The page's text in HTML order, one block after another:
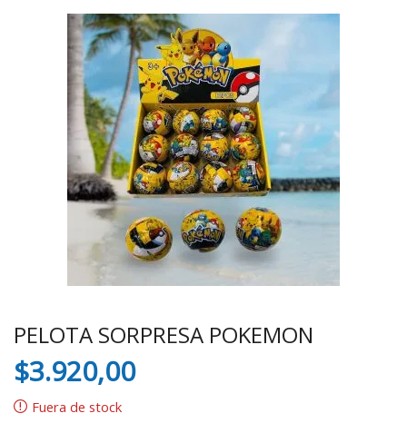
PELOTA SORPRESA POKEMON
$3.920,00
Fuera de stock